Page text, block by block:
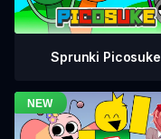
Sprunki Picosuke